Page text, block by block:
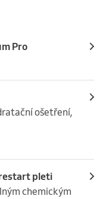
Pro
ošetření,
pleti
chemickým